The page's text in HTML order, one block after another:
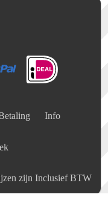
Info
zijn Inclusief BTW